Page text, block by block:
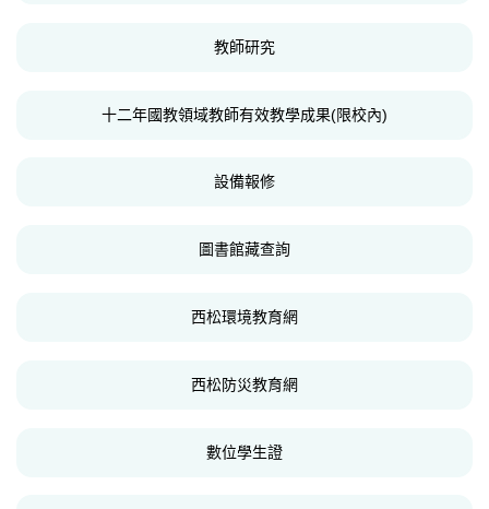
教師研究
十二年國教領域教師有效教學成果(限校內)
設備報修
圖書館藏查詢
西松環境教育網
西松防災教育網
數位學生證